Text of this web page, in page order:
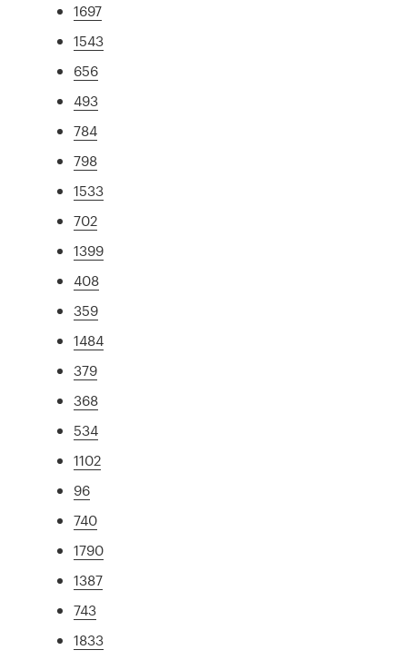
1697
1543
656
493
784
798
1533
702
1399
408
359
1484
379
368
534
1102
96
740
1790
1387
743
1833